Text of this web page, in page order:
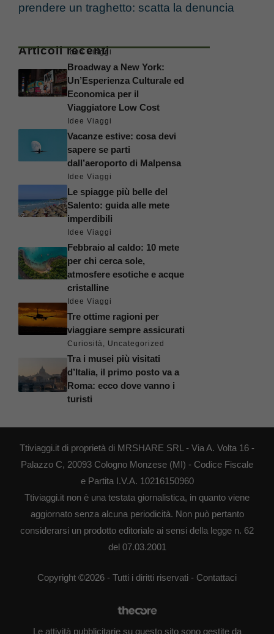
prendere un traghetto: scatta la denuncia
Articoli recenti
Idee Viaggi
Broadway a New York:
Un’Esperienza Culturale ed
Economica per il
Viaggiatore Low Cost
Idee Viaggi
Vacanze estive: cosa devi
sapere se parti
dall’aeroporto di Malpensa
Idee Viaggi
Le spiagge più belle del
Salento: guida alle mete
imperdibili
Idee Viaggi
Febbraio al caldo: 10 mete
per chi cerca sole,
atmosfere esotiche e acque
cristalline
Idee Viaggi
Tre ottime ragioni per
viaggiare sempre assicurati
Curiosità, Uncategorized
Tra i musei più visitati
d’Italia, il primo posto va a
Roma: ecco dove vanno i
turisti
Ttiviaggi.it di proprietà di MRSHARE SRL - Via A. Volta 16 -
Palazzo C, 20093 Cologno Monzese (MI) - Codice Fiscale
e Partita I.V.A. 10216150960
Ttiviaggi.it non è una testata giornalistica, in quanto viene
aggiornato senza alcuna periodicità. Non può pertanto
considerarsi un prodotto editoriale ai sensi della legge n. 62
del 07.03.2001
Copyright ©2026 - Tutti i diritti riservati - Contattaci
Le attività pubblicitarie su questo sito sono gestite da